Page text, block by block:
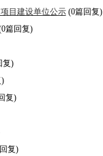
目建设单位公示(0篇回复)
篇回复)
复)
复)
复)